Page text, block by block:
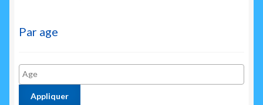
Par age
Appliquer